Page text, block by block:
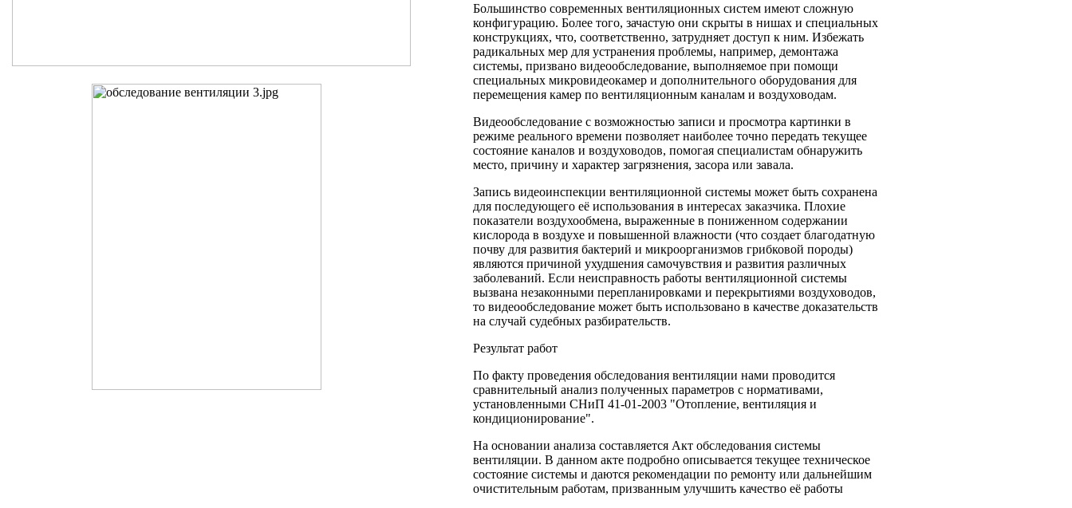
Большинство современных вентиляционных систем имеют сложную
конфигурацию. Более того, зачастую они скрыты в нишах и специальных
конструкциях, что, соответственно, затрудняет доступ к ним. Избежать
радикальных мер для устранения проблемы, например, демонтажа
системы, призвано видеообследование, выполняемое при помощи
специальных микровидеокамер и дополнительного оборудования для
перемещения камер по вентиляционным каналам и воздуховодам.
Видеообследование с возможностью записи и просмотра картинки в
режиме реального времени позволяет наиболее точно передать текущее
состояние каналов и воздуховодов, помогая специалистам обнаружить
место, причину и характер загрязнения, засора или завала.
Запись видеоинспекции вентиляционной системы может быть сохранена
для последующего её использования в интересах заказчика. Плохие
показатели воздухообмена, выраженные в пониженном содержании
кислорода в воздухе и повышенной влажности (что создает благодатную
почву для развития бактерий и микроорганизмов грибковой породы)
являются причиной ухудшения самочувствия и развития различных
заболеваний. Если неисправность работы вентиляционной системы
вызвана незаконными перепланировками и перекрытиями воздуховодов,
то видеообследование может быть использовано в качестве доказательств
на случай судебных разбирательств.
Результат работ
По факту проведения обследования вентиляции нами проводится
сравнительный анализ полученных параметров с нормативами,
установленными СНиП 41-01-2003 "Отопление, вентиляция и
кондиционирование".
На основании анализа составляется Акт обследования системы
вентиляции. В данном акте подробно описывается текущее техническое
состояние системы и даются рекомендации по ремонту или дальнейшим
очистительным работам, призванным улучшить качество её работы